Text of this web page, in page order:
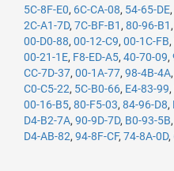
5C-8F-E0, 6C-CA-08, 54-65-DE,
2C-A1-7D, 7C-BF-B1 , 80-96-B1 ,
00-D0-88, 00-12-C9, 00-1C-FB,
00-21-1E, F8-ED-A5, 40-70-09,
CC-7D-37, 00-1A-77, 98-4B-4A,
C0-C5-22, 5C-B0-66, E4-83-99,
00-16-B5, 80-F5-03, 84-96-D8,
D4-B2-7A, 90-9D-7D, B0-93-5B,
D4-AB-82, 94-8F-CF, 74-8A-0D,